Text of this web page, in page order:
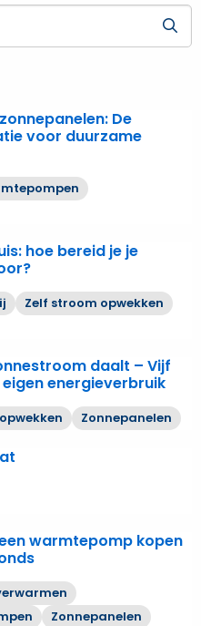
De
voor duurzame
hoe bereid je je
Zelf stroom opwekken
daalt – Vijf
energieverbruik
Zonnepanelen
warmtepomp kopen
Zonnepanelen